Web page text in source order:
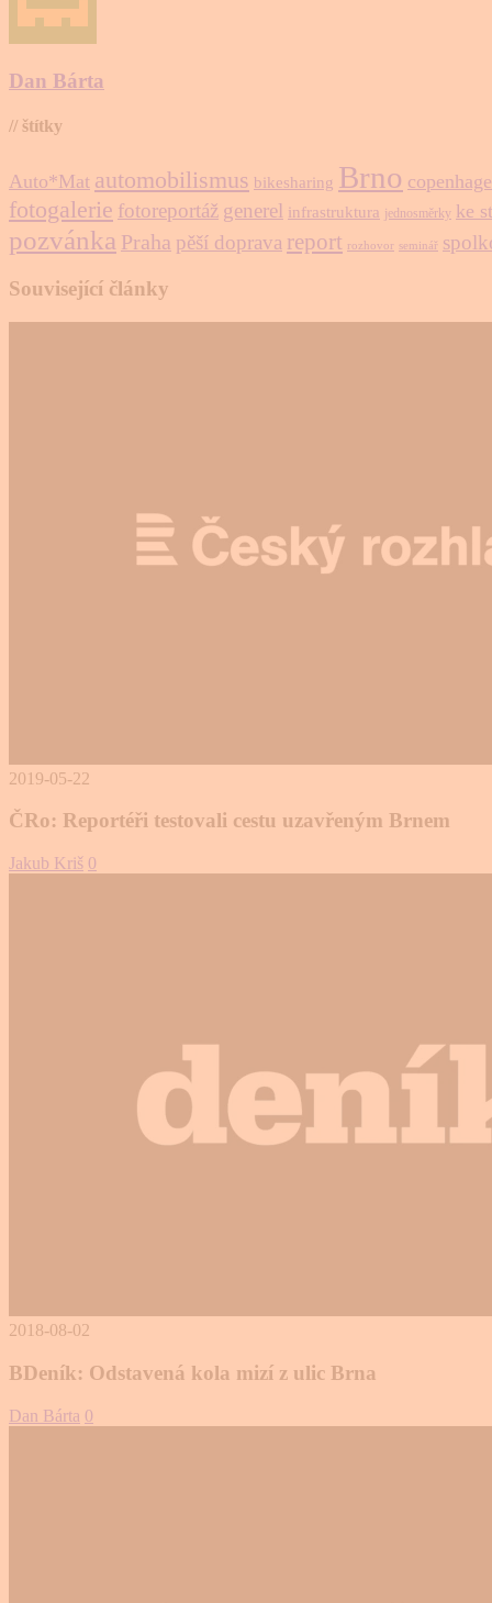
Dan Bárta
// štítky
Auto*Mat automobilismus bikesharing Brno
fotogalerie fotoreportáž generel infrastruktura jednosměrky ke
pozvánka Praha pěší doprava report rozhovor seminář
Související články
2019-05-22
ČRo: Reportéři testovali cestu uzavřeným Brnem
Jakub Kriš 0
2018-08-02
BDeník: Odstavená kola mizí z ulic Brna
Dan Bárta 0